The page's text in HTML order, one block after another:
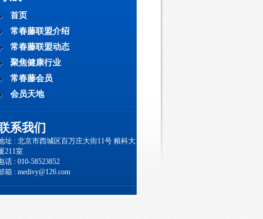
首页
常春藤联盟介绍
常春藤联盟动态
聚焦健康行业
常春藤会员
会员天地
系我们
址 : 北京市西城区百万庄大街11号 粮科大
211室
话 : 010-58523852
箱 : medivy@126.com